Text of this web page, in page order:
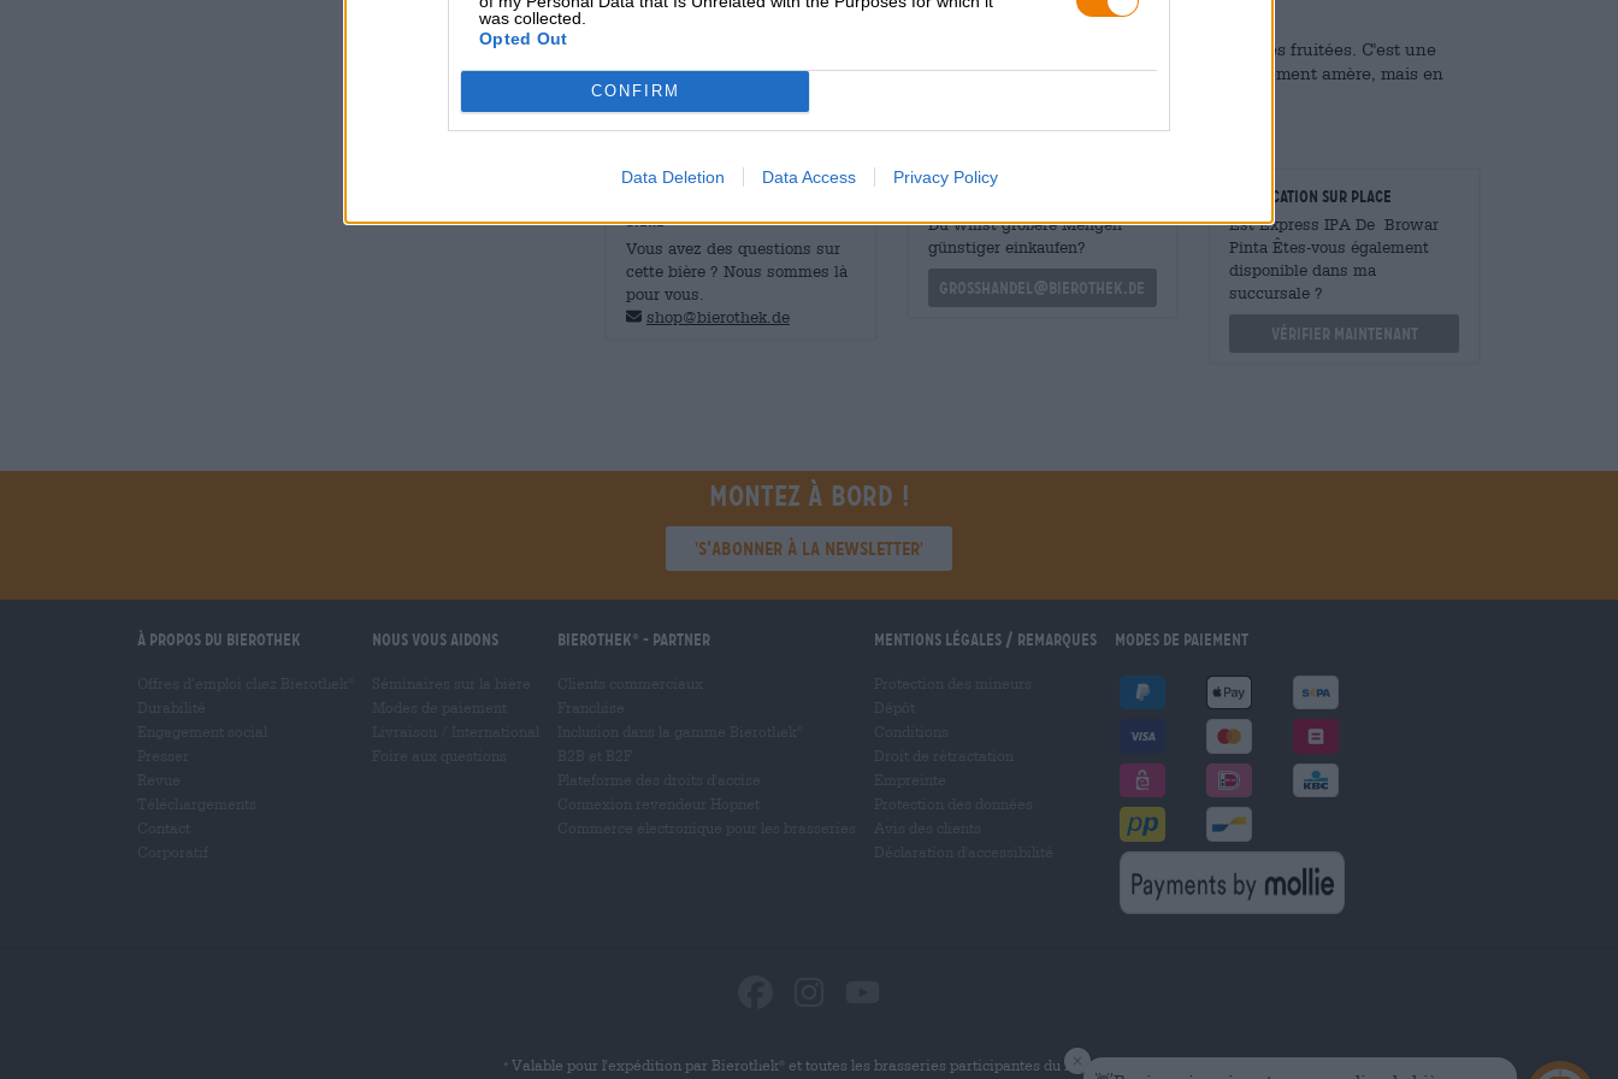
was collected.
Opted Out
CONFIRM
Data Deletion Data Access Privacy Policy
merveilleusement amère.
Browar Pintas Express IPA est une bière légère et feuilletée aux délicieuses notes fruitées. C'est une
très bonne introduction au monde des IPA, car la majeure partie n'est que légèrement amère, mais en
même temps elle représente à merveille la gamme fruitée des IPA.
BIÈRE
Vous avez des questions sur
cette bière ? Nous sommes là
pour vous.
shop@bierothek.de
Du willst größere Mengen
günstiger einkaufen?
grosshandel@bierothek.de
Vérification sur place
Est Express IPA De Browar
Pinta Êtes-vous également
disponible dans ma
succursale ?
Vérifier maintenant
Montez à bord !
'S’abonner à la newsletter'
À propos du Bierothek Nous vous aidons Bierothek - Partner Mentions légales / Remarques Modes de paiement
* Valable pour l'expédition par Bierothek et toutes les brasseries participantes du marché